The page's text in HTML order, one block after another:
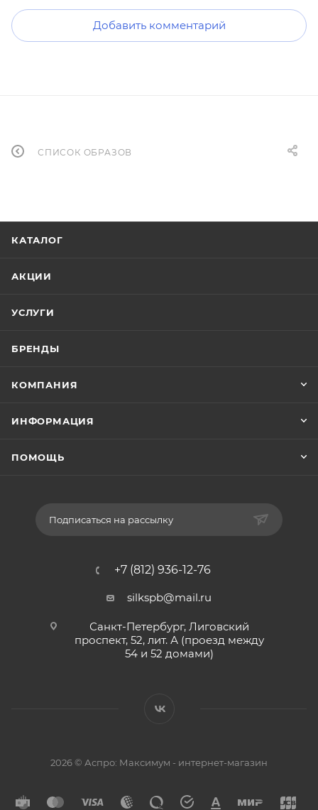
Добавить комментарий
СПИСОК ОБРАЗОВ
КАТАЛОГ
АКЦИИ
УСЛУГИ
БРЕНДЫ
КОМПАНИЯ
ИНФОРМАЦИЯ
ПОМОЩЬ
Подписаться на рассылку
+7 (812) 936-12-76
silkspb@mail.ru
Санкт-Петербург, Лиговский
проспект, 52, лит. А (проезд между
54 и 52 домами)
2026 © Аспро: Максимум - интернет-магазин